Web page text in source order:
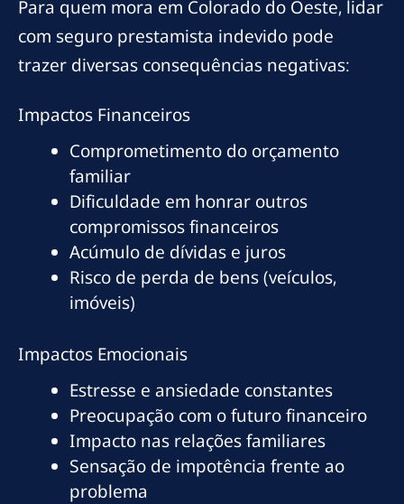
Para quem mora em Colorado do Oeste, lidar
com seguro prestamista indevido pode
trazer diversas consequências negativas:
Impactos Financeiros
Comprometimento do orçamento
familiar
Dificuldade em honrar outros
compromissos financeiros
Acúmulo de dívidas e juros
Risco de perda de bens (veículos,
imóveis)
Impactos Emocionais
Estresse e ansiedade constantes
Preocupação com o futuro financeiro
Impacto nas relações familiares
Sensação de impotência frente ao
problema